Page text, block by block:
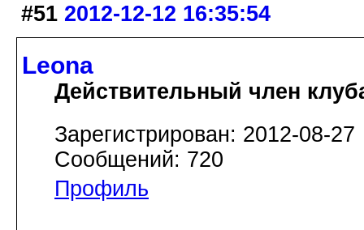
#51 2012-12-12 16:35:54
Leona
Действительный член
Зарегистрирован: 2012-08-27
Сообщений: 720
Профиль